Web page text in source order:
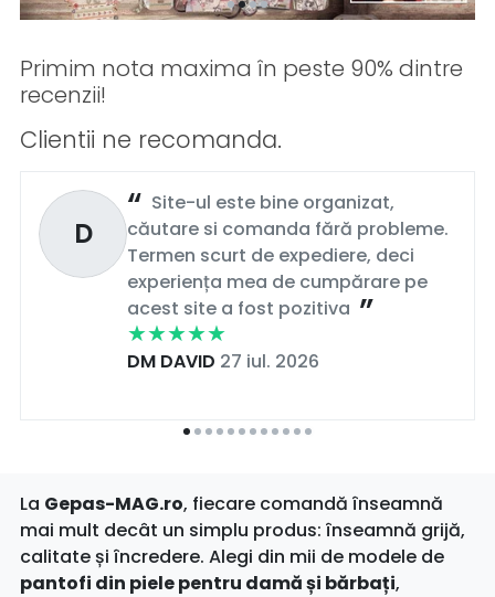
Primim nota maxima în peste 90% dintre
recenzii!
Clientii ne recomanda.
D
Site-ul este bine organizat,
căutare si comanda fără probleme.
Termen scurt de expediere, deci
experiența mea de cumpărare pe
acest site a fost pozitiva
DM DAVID 27 iul. 2026
La Gepas-MAG.ro, fiecare comandă înseamnă
mai mult decât un simplu produs: înseamnă grijă,
calitate și încredere. Alegi din mii de modele de
pantofi din piele pentru damă și bărbați,